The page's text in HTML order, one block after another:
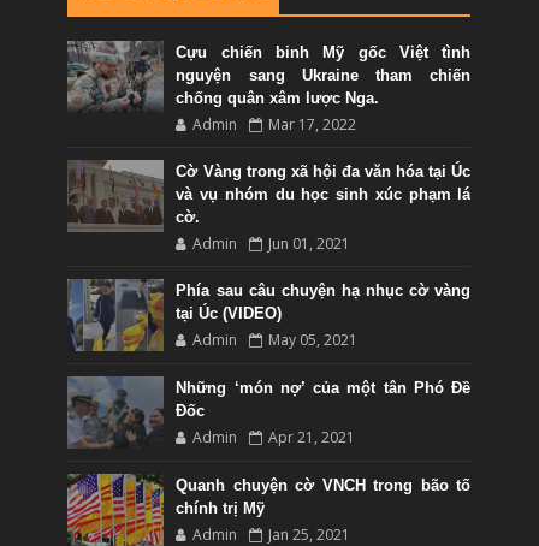
Cựu chiến binh Mỹ gốc Việt tình
nguyện sang Ukraine tham chiến
chống quân xâm lược Nga.
Admin Mar 17, 2022
Cờ Vàng trong xã hội đa văn hóa tại Úc
và vụ nhóm du học sinh xúc phạm lá
cờ.
Admin Jun 01, 2021
Phía sau câu chuyện hạ nhục cờ vàng
tại Úc (VIDEO)
Admin May 05, 2021
Những ‘món nợ’ của một tân Phó Đề
Đốc
Admin Apr 21, 2021
Quanh chuyện cờ VNCH trong bão tố
chính trị Mỹ
Admin Jan 25, 2021